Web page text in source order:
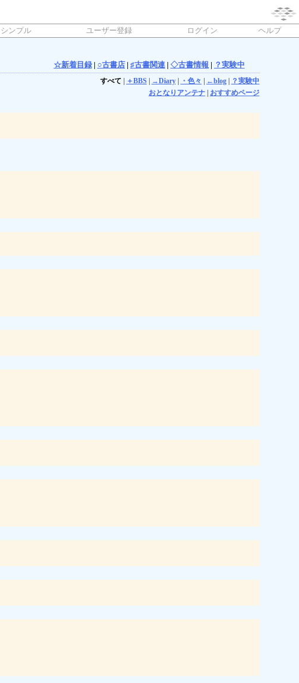
シンプル ユーザー登録 ログイン ヘルプ
☆新着目録| ○古書店| ♯古書関連| ◇古書情報 | ？実験中
すべて ＋BBS →Diary| ・色々 ←blog|
？実験中
おとなりアンテナ| おすすめページ